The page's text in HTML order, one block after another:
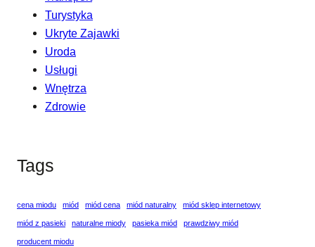
Turystyka
Ukryte Zajawki
Uroda
Usługi
Wnętrza
Zdrowie
Tags
cena miodu miód miód cena miód naturalny miód sklep internetowy
miód z pasieki naturalne miody pasieka miód prawdziwy miód
producent miodu